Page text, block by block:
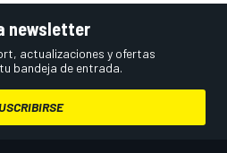
newsletter
actualizaciones y ofertas
bandeja de entrada.